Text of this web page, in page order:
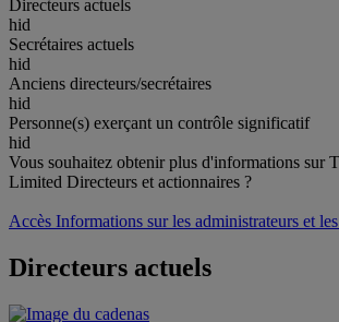
Directeurs actuels
hid
Secrétaires actuels
hid
Anciens directeurs/secrétaires
hid
Personne(s) exerçant un contrôle significatif
hid
Vous souhaitez obtenir plus d'informations sur
Limited Directeurs et actionnaires ?
Accès Informations sur les administrateurs et
Directeurs actuels